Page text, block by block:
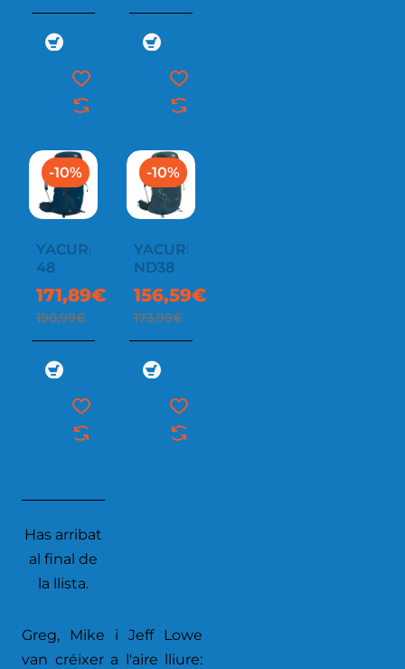
-10%
YACURI
48
171,89€
190,99€
-10%
YACURI
ND38
156,59€
173,99€
Has arribat
al final de
la llista.
Greg, Mike i Jeff Lowe
van créixer a l'aire lliure: